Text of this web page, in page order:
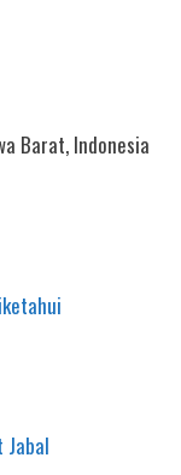
Barat, Indonesia
Jabal